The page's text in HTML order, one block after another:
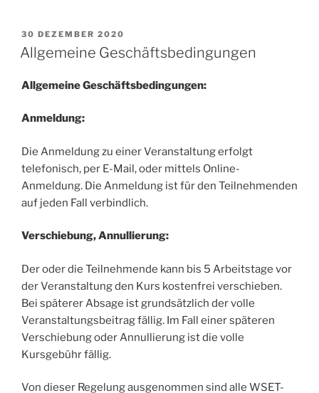
VERÖFFENTLICHT
AM
30 DEZEMBER 2020
Allgemeine Geschäftsbedingungen
Allgemeine Geschäftsbedingungen:
Anmeldung:
Die Anmeldung zu einer Veranstaltung erfolgt
telefonisch, per E-Mail, oder mittels Online-
Anmeldung. Die Anmeldung ist für den Teilnehmenden
auf jeden Fall verbindlich.
Verschiebung, Annullierung:
Der oder die Teilnehmende kann bis 5 Arbeitstage vor
der Veranstaltung den Kurs kostenfrei verschieben.
Bei späterer Absage ist grundsätzlich der volle
Veranstaltungsbeitrag fällig. Im Fall einer späteren
Verschiebung oder Annullierung ist die volle
Kursgebühr fällig.
Von dieser Regelung ausgenommen sind alle WSET-